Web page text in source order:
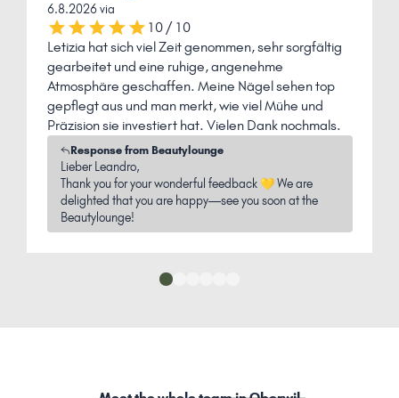
6.8.2026 via
10 / 10
Letizia hat sich viel Zeit genommen, sehr sorgfältig
gearbeitet und eine ruhige, angenehme
Atmosphäre geschaffen. Meine Nägel sehen top
gepflegt aus und man merkt, wie viel Mühe und
Präzision sie investiert hat. Vielen Dank nochmals.
Response from Beautylounge
Lieber Leandro,
Thank you for your wonderful feedback 💛 We are
delighted that you are happy—see you soon at the
Beautylounge!